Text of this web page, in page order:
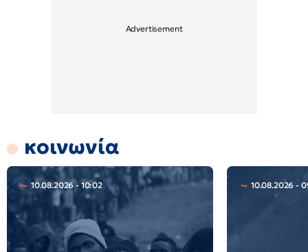
κοινωνία
10.08.2026 - 10:02 10.08.2026 -